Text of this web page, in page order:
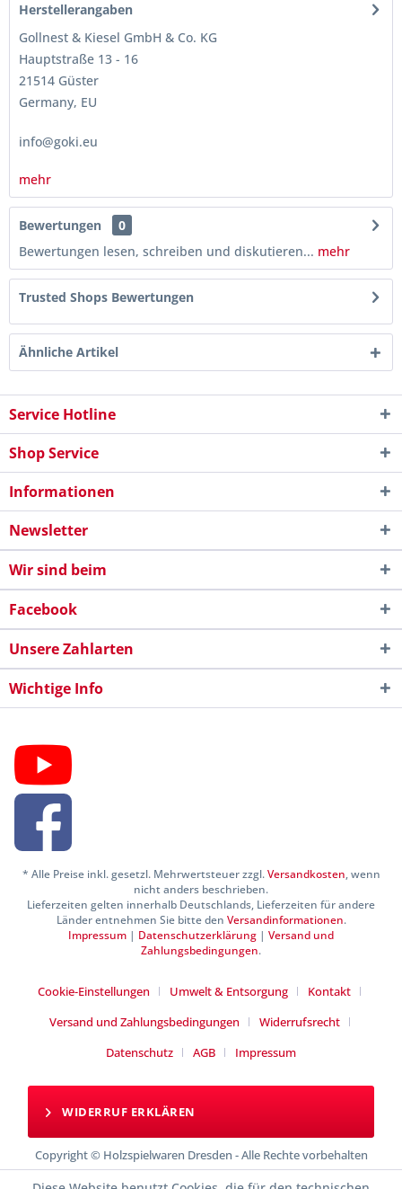
Herstellerangaben
Gollnest & Kiesel GmbH & Co. KG
Hauptstraße 13 - 16
21514 Güster
Germany, EU
info@goki.eu
mehr
Bewertungen
0
Bewertungen lesen, schreiben und diskutieren... mehr
Trusted Shops Bewertungen
Ähnliche Artikel
Service Hotline
Shop Service
Informationen
Newsletter
Wir sind beim
Facebook
Unsere Zahlarten
Wichtige Info
* Alle Preise inkl. gesetzl. Mehrwertsteuer zzgl.Versandkosten, wenn
nicht anders beschrieben.
Lieferzeiten gelten innerhalb Deutschlands, Lieferzeiten für andere
Länder entnehmen Sie bitte den Versandinformationen.
Impressum | Datenschutzerklärung | Versand und
Zahlungsbedingungen.
Cookie-Einstellungen Umwelt & Entsorgung
Kontakt
Versand und Zahlungsbedingungen
Widerrufsrecht
Datenschutz
AGB Impressum
WIDERRUF ERKLÄREN
Copyright © Holzspielwaren Dresden - Alle Rechte vorbehalten